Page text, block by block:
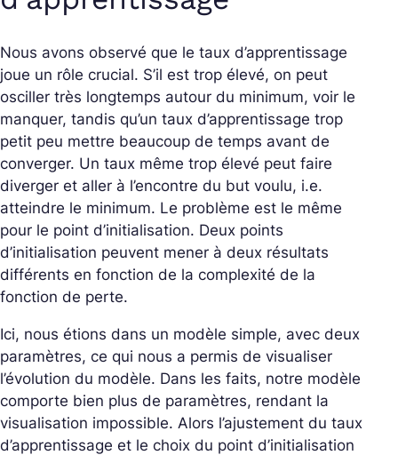
Nous avons observé que le taux d’apprentissage
joue un rôle crucial. S’il est trop élevé, on peut
osciller très longtemps autour du minimum, voir le
manquer, tandis qu’un taux d’apprentissage trop
petit peu mettre beaucoup de temps avant de
converger. Un taux même trop élevé peut faire
diverger et aller à l’encontre du but voulu, i.e.
atteindre le minimum. Le problème est le même
pour le point d’initialisation. Deux points
d’initialisation peuvent mener à deux résultats
différents en fonction de la complexité de la
fonction de perte.
Ici, nous étions dans un modèle simple, avec deux
paramètres, ce qui nous a permis de visualiser
l’évolution du modèle. Dans les faits, notre modèle
comporte bien plus de paramètres, rendant la
visualisation impossible. Alors l’ajustement du taux
d’apprentissage et le choix du point d’initialisation